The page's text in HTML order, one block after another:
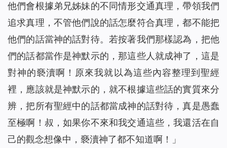
他們會根據弟兄姊妹的不同情形交通真理，帶領我們
追求真理，不管他們說的話怎麼符合真理，都不能把
他們的話當神的話對待。若按著我們那樣認為，把他
們的話都當作是神默示的，那這些人就成神了，這是
對神的褻瀆啊！原來我就以為這些內容整理到聖經
裡，應該就是神默示的，就不根據這些話的實質來分
辨，把所有聖經中的話都當成神的話對待，真是愚蠢
至極啊！叔，如果你不來和我交通這些，我還活在自
己的觀念想像中，褻瀆神了都不知道啊！」